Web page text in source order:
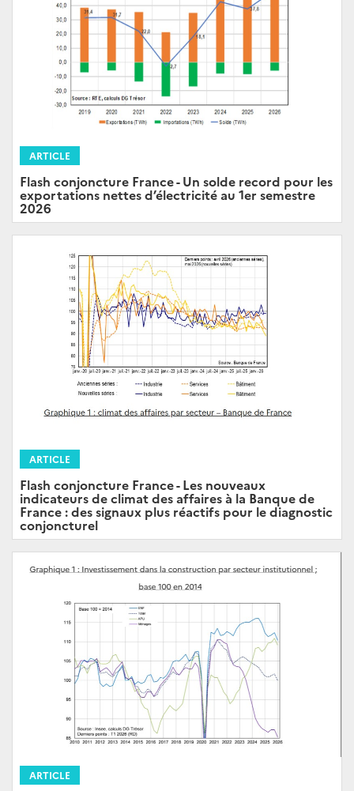
ARTICLE
Flash conjoncture France - Un solde record pour les
exportations nettes d’électricité au 1er semestre
2026
ARTICLE
Flash conjoncture France - Les nouveaux
indicateurs de climat des affaires à la Banque de
France : des signaux plus réactifs pour le diagnostic
conjoncturel
ARTICLE